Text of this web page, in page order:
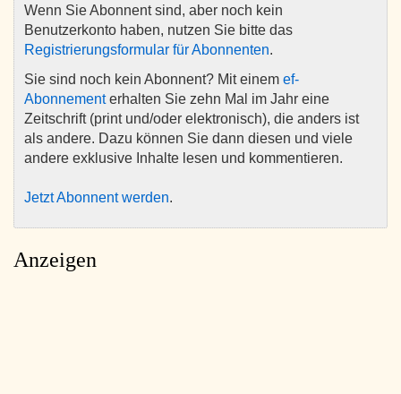
Wenn Sie Abonnent sind, aber noch kein
Benutzerkonto haben, nutzen Sie bitte das
Registrierungsformular für Abonnenten.
Sie sind noch kein Abonnent? Mit einem ef-
Abonnementerhalten Sie zehn Mal im Jahr eine
Zeitschrift (print und/oder elektronisch), die anders ist
als andere. Dazu können Sie dann diesen und viele
andere exklusive Inhalte lesen und kommentieren.
Jetzt Abonnent werden.
Anzeigen